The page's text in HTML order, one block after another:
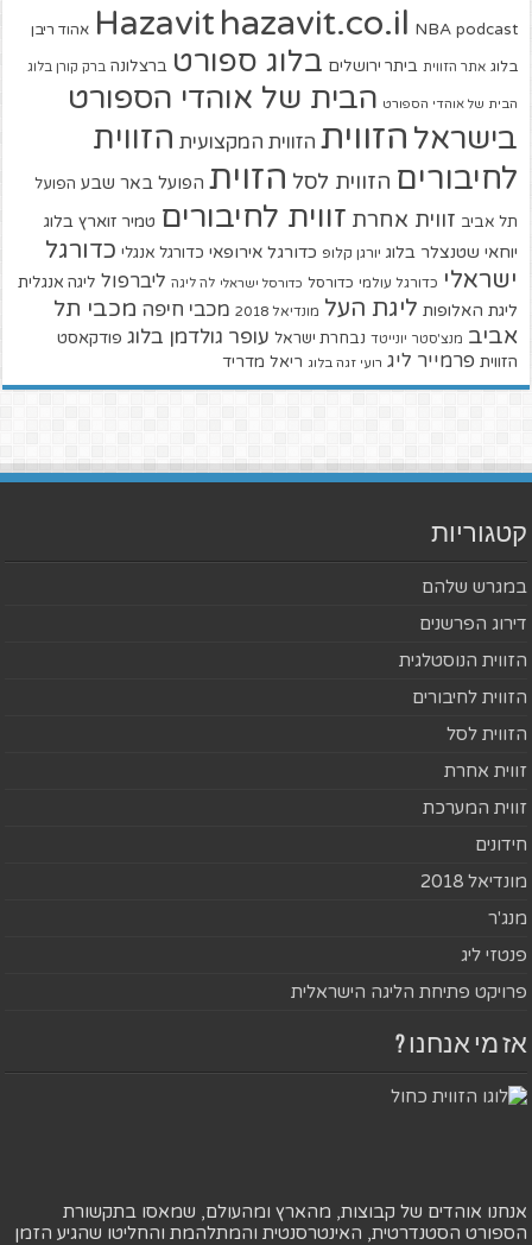
Hazavit hazavit.co.il NBA podcast אהוד ריבן
בלוג אתר הזווית ביתר ירושלים בלוג ספורט ברצלונה ברק קורן בלוג
הבית של אוהדי הספורט הבית של אוהדי הספורט
בישראל הזווית הזווית המקצועית הזווית
לחיבורים הזווית לסל הזוית הפועל באר שבע הפועל
תל אביב זווית אחרת זווית לחיבורים טמיר זוארץ בלוג
יוחאי שטנצלר בלוג יורגן קלופ כדורגל אירופאי כדורגל אנגלי כדורגל
ישראלי כדורגל עולמי כדורסל כדורסל ישראלי לה ליגה ליברפול ליגה אנגלית
ליגת האלופות ליגת העל מונדיאל 2018 מכבי חיפה מכבי תל
אביב מנצ'סטר יונייטד נבחרת ישראל עופר גולדמן בלוג פודקאסט
הזווית פרמייר ליג רועי זגה בלוג ריאל מדריד
קטגוריות
במגרש שלהם
דירוג הפרשנים
הזווית הנוסטלגית
הזווית לחיבורים
הזווית לסל
זווית אחרת
זווית המערכת
חידונים
מונדיאל 2018
מנג'ר
פנטזי ליג
פרויקט פתיחת הליגה הישראלית
אז מי אנחנו ?
אנחנו אוהדים של קבוצות, מהארץ ומהעולם, שמאסו בתקשורת
הספורט הסטנדרטית, האינטרסנטית והמתלהמת והחליטו שהגיע הזמן